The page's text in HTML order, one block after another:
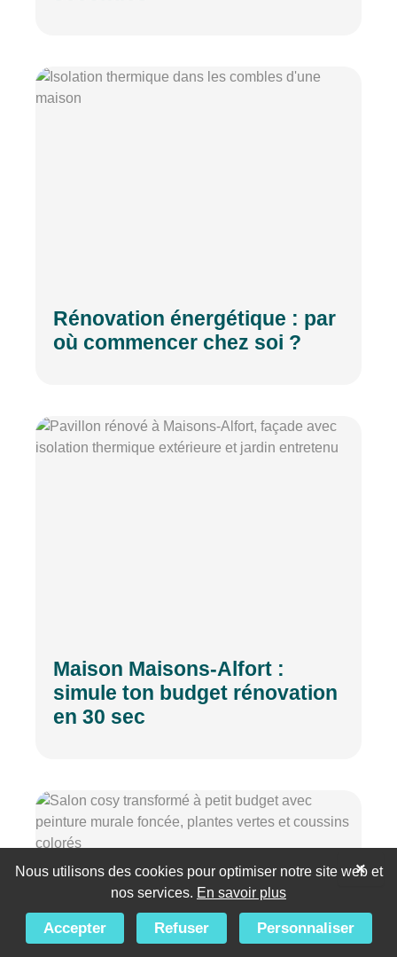
Rénovation énergétique : par
où commencer chez soi ?
Maison Maisons-Alfort :
simule ton budget rénovation
en 30 sec
×
Nous utilisons des cookies pour optimiser notre site web et
nos services. En savoir plus
Accepter Refuser Personnaliser